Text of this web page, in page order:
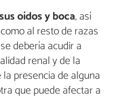
oídos y boca, así
al resto de razas
debería acudir a
renal y de la
presencia de alguna
que puede afectar a